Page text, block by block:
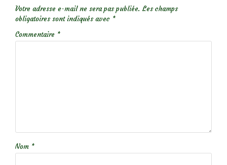
Votre adresse e-mail ne sera pas publiée. Les champs
obligatoires sont indiqués avec *
Commentaire *
Nom *